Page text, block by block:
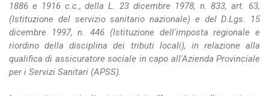
1886 e 1916 c.c., della L. 23 dicembre 1978, n. 833, art. 63,
(Istituzione del servizio sanitario nazionale) e del D.Lgs. 15
dicembre 1997, n. 446 (Istituzione dell'imposta regionale e
riordino della disciplina dei tributi locali), in relazione alla
qualifica di assicuratore sociale in capo all'Azienda Provinciale
per i Servizi Sanitari (APSS).